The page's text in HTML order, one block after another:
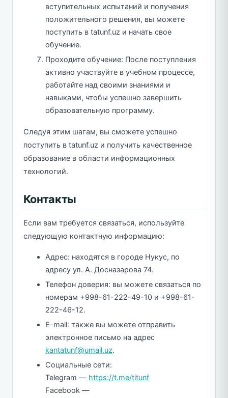
вступительных испытаний и получения
положительного решения, вы можете
поступить в tatunf.uz и начать свое
обучение.
Проходите обучение: После поступления
активно участвуйте в учебном процессе,
работайте над своими знаниями и
навыками, чтобы успешно завершить
образовательную программу.
Следуя этим шагам, вы сможете успешно
поступить в tatunf.uz и получить качественное
образование в области информационных
технологий.
Контакты
Если вам требуется связаться, используйте
следующую контактную информацию:
Адрес: находятся в городе Нукус, по
адресу ул. А. Досназарова 74.
Телефон доверия: вы можете связаться по
номерам +998-61-222-49-10 и +998-61-
222-46-12.
E-mail: также вы можете отправить
электронное письмо на адрес
kantatunf@umail.uz.
Социальные сети:
Telegram — https://t.me/titunf
Facebook —